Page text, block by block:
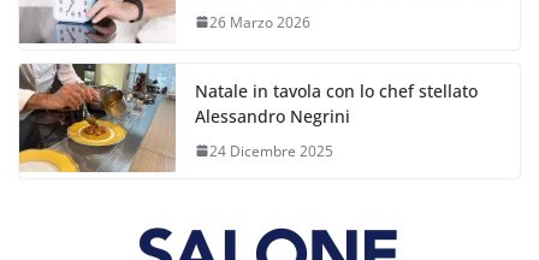
26 Marzo 2026
Natale in tavola con lo chef stellato
Alessandro Negrini
24 Dicembre 2025